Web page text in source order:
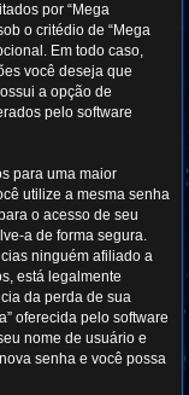
por “Mega
o critédio de “Mega
Em todo caso,
você deseja que
a opção de
pelo software
para uma maior
utilize a mesma senha
o acesso de seu
a de forma segura.
ninguém afiliado a
está legalmente
da perda de sua
oferecida pelo software
nome de usuário e
senha e você possa